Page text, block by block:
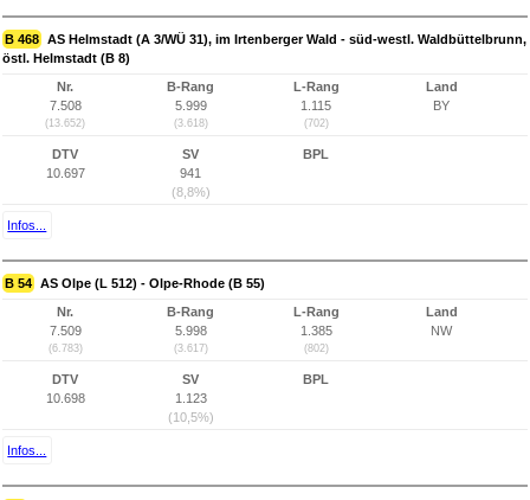
B 468 AS Helmstadt (A 3/WÜ 31), im Irtenberger Wald - süd-westl. Waldbüttelbrunn,
östl. Helmstadt (B 8)
Nr.
7.508
(13.652)
B-Rang
5.999
(3.618)
L-Rang
1.115
(702)
Land
BY
DTV
10.697
SV
941
(8,8%)
BPL
Infos...
B 54 AS Olpe (L 512) - Olpe-Rhode (B 55)
Nr.
7.509
(6.783)
B-Rang
5.998
(3.617)
L-Rang
1.385
(802)
Land
NW
DTV
10.698
SV
1.123
(10,5%)
BPL
Infos...